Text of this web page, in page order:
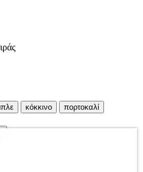
κόκκινο
πορτοκαλί